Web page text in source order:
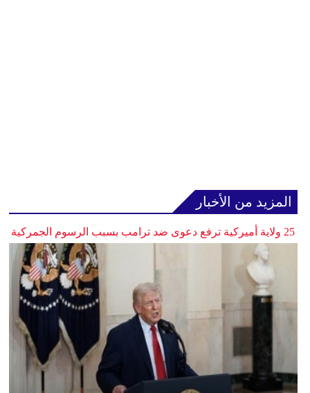
المزيد من الأخبار
25 ولاية أميركية ترفع دعوى ضد ترامب بسبب الرسوم الجمركية